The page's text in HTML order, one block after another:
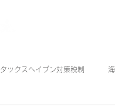
タックスヘイブン対策税制